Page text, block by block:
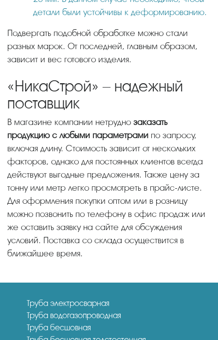
детали были устойчивы к деформированию.
Подвергать подобной обработке можно стали
разных марок. От последней, главным образом,
зависит и вес готового изделия.
«НикаСтрой» – надежный
поставщик
В магазине компании нетрудно заказать
продукцию с любыми параметрами по запросу,
включая длину. Стоимость зависит от нескольких
факторов, однако для постоянных клиентов всегда
действуют выгодные предложения. Также цену за
тонну или метр легко просмотреть в прайс-листе.
Для оформления покупки оптом или в розницу
можно позвонить по телефону в офис продаж или
же оставить заявку на сайте для обсуждения
условий. Поставка со склада осуществится в
ближайшее время.
Труба электросварная
Труба водогазопроводная
Труба бесшовная